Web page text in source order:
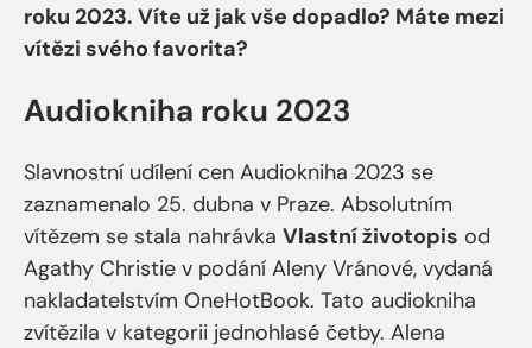
roku 2023. Víte už jak vše dopadlo? Máte mezi
vítězi svého favorita?
Audiokniha roku 2023
Slavnostní udílení cen Audiokniha 2023 se
zaznamenalo 25. dubna v Praze. Absolutním
vítězem se stala nahrávka Vlastní životopis od
Agathy Christie v podání Aleny Vránové, vydaná
nakladatelstvím OneHotBook. Tato audiokniha
zvítězila v kategorii jednohlasé četby. Alena